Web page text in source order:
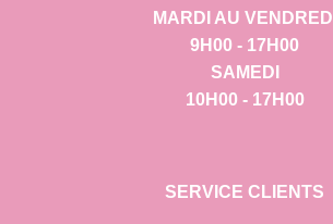
MARDI AU VENDREDI
9H00 - 17H00
SAMEDI
10H00 - 17H00
SERVICE CLIENTS